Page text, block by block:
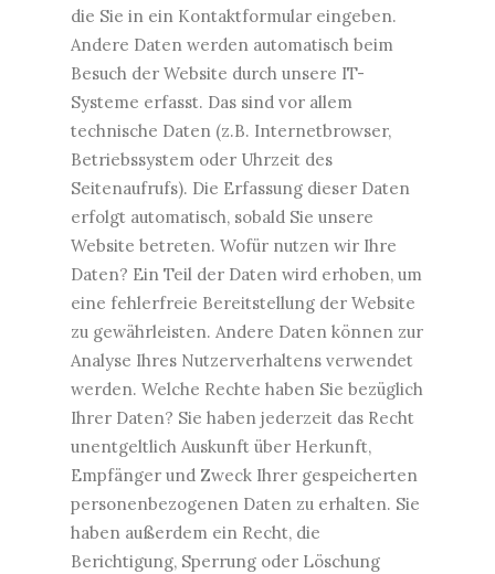
die Sie in ein Kontaktformular eingeben.
Andere Daten werden automatisch beim
Besuch der Website durch unsere IT-
Systeme erfasst. Das sind vor allem
technische Daten (z.B. Internetbrowser,
Betriebssystem oder Uhrzeit des
Seitenaufrufs). Die Erfassung dieser Daten
erfolgt automatisch, sobald Sie unsere
Website betreten. Wofür nutzen wir Ihre
Daten? Ein Teil der Daten wird erhoben, um
eine fehlerfreie Bereitstellung der Website
zu gewährleisten. Andere Daten können zur
Analyse Ihres Nutzerverhaltens verwendet
werden. Welche Rechte haben Sie bezüglich
Ihrer Daten? Sie haben jederzeit das Recht
unentgeltlich Auskunft über Herkunft,
Empfänger und Zweck Ihrer gespeicherten
personenbezogenen Daten zu erhalten. Sie
haben außerdem ein Recht, die
Berichtigung, Sperrung oder Löschung